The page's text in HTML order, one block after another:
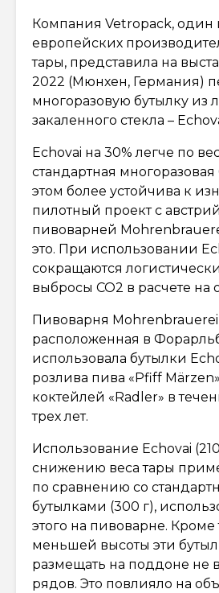
Компания Vetropack, один
европейских
тары, представила на
2022 (Мюнхен, Германия)
многоразовую бутылку из
закаленного стекла –
Echovai на 30% легче по
стандартная
этом более устойчива к
пилотный проект с
пивоварней
это. При использовании
сокращаются
выбросы CO2 в расчете на
Пивоварня
расположенная в
использовала бутылки
розлива пива «Pfiff
коктейлей «Radler» в
трех лет.
Использование Echovai
снижению веса тары
по сравнению со
бутылками (300 г),
этого на пивоварне. Кроме
меньшей высоты эти
размещать на поддоне не
рядов. Это повлияло на